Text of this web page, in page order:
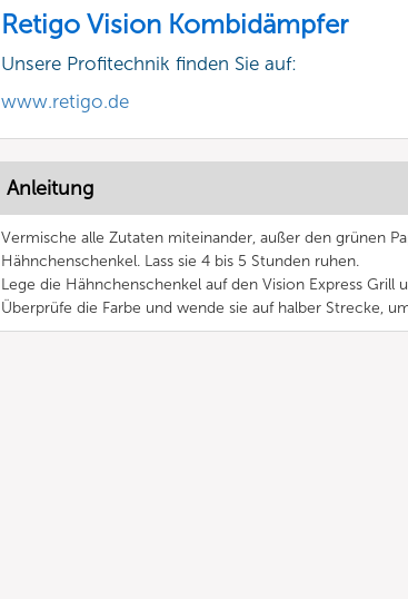
Retigo Vision Kombidämpfer
Unsere Profitechnik finden Sie auf:
www.retigo.de
Anleitung
Vermische alle Zutaten miteinander, außer den grünen
Hähnchenschenkel. Lass sie 4 bis 5 Stunden ruhen.
Lege die Hähnchenschenkel auf den Vision Express Grill
Überprüfe die Farbe und wende sie auf halber Strecke,